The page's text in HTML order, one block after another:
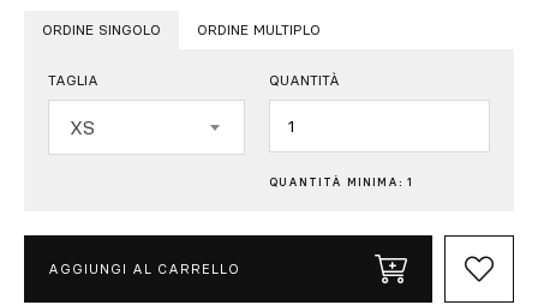
ORDINE SINGOLO ORDINE MULTIPLO
TAGLIA
XS
QUANTITÀ
QUANTITÀ MINIMA: 1
AGGIUNGI AL CARRELLO